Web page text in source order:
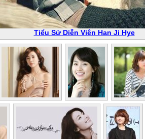
Tiểu Sử Diễn Viên Han Ji Hye